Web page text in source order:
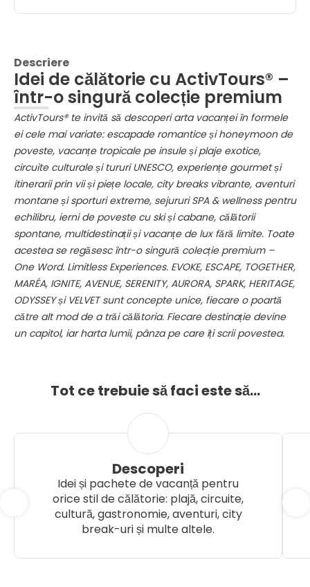
Descriere
Idei de călătorie cu ActivTours® –
într-o singură colecție premium
ActivTours® te invită să descoperi arta vacanței în formele
ei cele mai variate: escapade romantice și honeymoon de
poveste, vacanțe tropicale pe insule și plaje exotice,
circuite culturale și tururi UNESCO, experiențe gourmet și
itinerarii prin vii și piețe locale, city breaks vibrante, aventuri
montane și sporturi extreme, sejururi SPA & wellness pentru
echilibru, ierni de poveste cu ski și cabane, călătorii
spontane, multidestinații și vacanțe de lux fără limite. Toate
acestea se regăsesc într-o singură colecție premium –
One Word. Limitless Experiences. EVOKE, ESCAPE, TOGETHER,
MARÉA, IGNITE, AVENUE, SERENITY, AURORA, SPARK, HERITAGE,
ODYSSEY și VELVET sunt concepte unice, fiecare o poartă
către alt mod de a trăi călătoria. Fiecare destinație devine
un capitol, iar harta lumii, pânza pe care îți scrii povestea.
Tot ce trebuie să faci este să...
Descoperi
Idei și pachete de vacanță pentru
orice stil de călătorie: plajă, circuite,
cultură, gastronomie, aventuri, city
break-uri și multe altele.